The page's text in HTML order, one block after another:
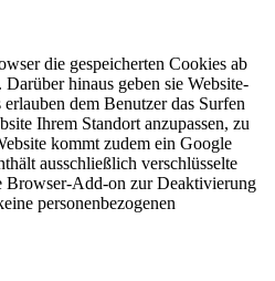
die gespeicherten Cookies ab
hinaus geben sie Website-
dem Benutzer das Surfen
Ihrem Standort anzupassen, zu
kommt zudem ein Google
ausschließlich verschlüsselte
Browser-Add-on zur Deaktivierung
personenbezogenen